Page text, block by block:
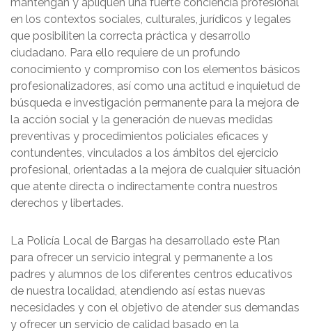
en los contextos sociales, culturales, jurídicos y legales
que posibiliten la correcta práctica y desarrollo
ciudadano. Para ello requiere de un profundo
conocimiento y compromiso con los elementos básicos
profesionalizadores, así como una actitud e inquietud de
búsqueda e investigación permanente para la mejora de
la acción social y la generación de nuevas medidas
preventivas y procedimientos policiales eficaces y
contundentes, vinculados a los ámbitos del ejercicio
profesional, orientadas a la mejora de cualquier situación
que atente directa o indirectamente contra nuestros
derechos y libertades.
La Policía Local de Bargas ha desarrollado este Plan
para ofrecer un servicio integral y permanente a los
padres y alumnos de los diferentes centros educativos
de nuestra localidad, atendiendo así estas nuevas
necesidades y con el objetivo de atender sus demandas
y ofrecer un servicio de calidad basado en la